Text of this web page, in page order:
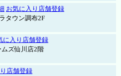
お気に入り店舗登録
タウン調布2F
に入り店舗登録
ズ仙川店2階
店舗登録